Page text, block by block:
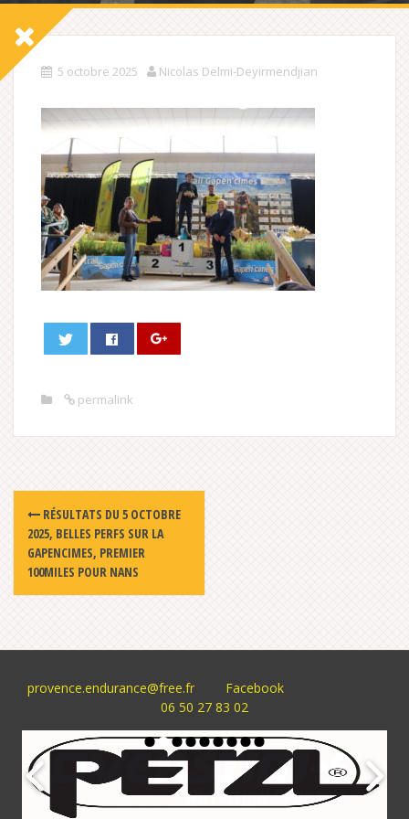
5 octobre 2025 Nicolas Delmi-Deyirmendjian
permalink
Post
navigation
RÉSULTATS DU 5 OCTOBRE
2025, BELLES PERFS SUR LA
GAPENCIMES, PREMIER
100MILES POUR NANS
provence.endurance@free.fr
Facebook
06 50 27 83 02